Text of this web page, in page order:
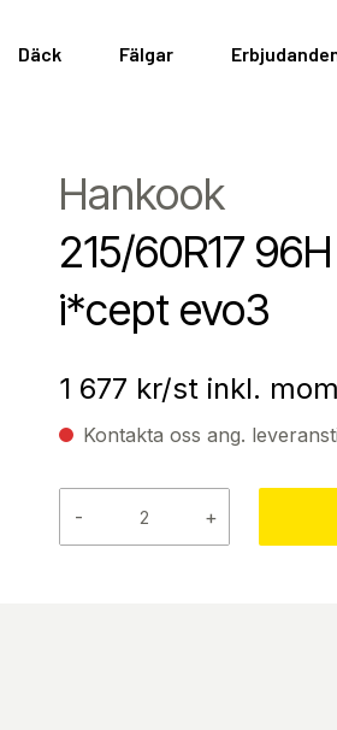
Däck Fälgar
Hankook
215/60R17
i*cept evo3
1 677 kr/st inkl.
Kontakta oss ang.
- +